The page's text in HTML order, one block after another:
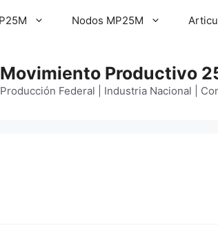
Nodos MP25M
Movimiento Productivo
Producción Federal | Industria Nacional |